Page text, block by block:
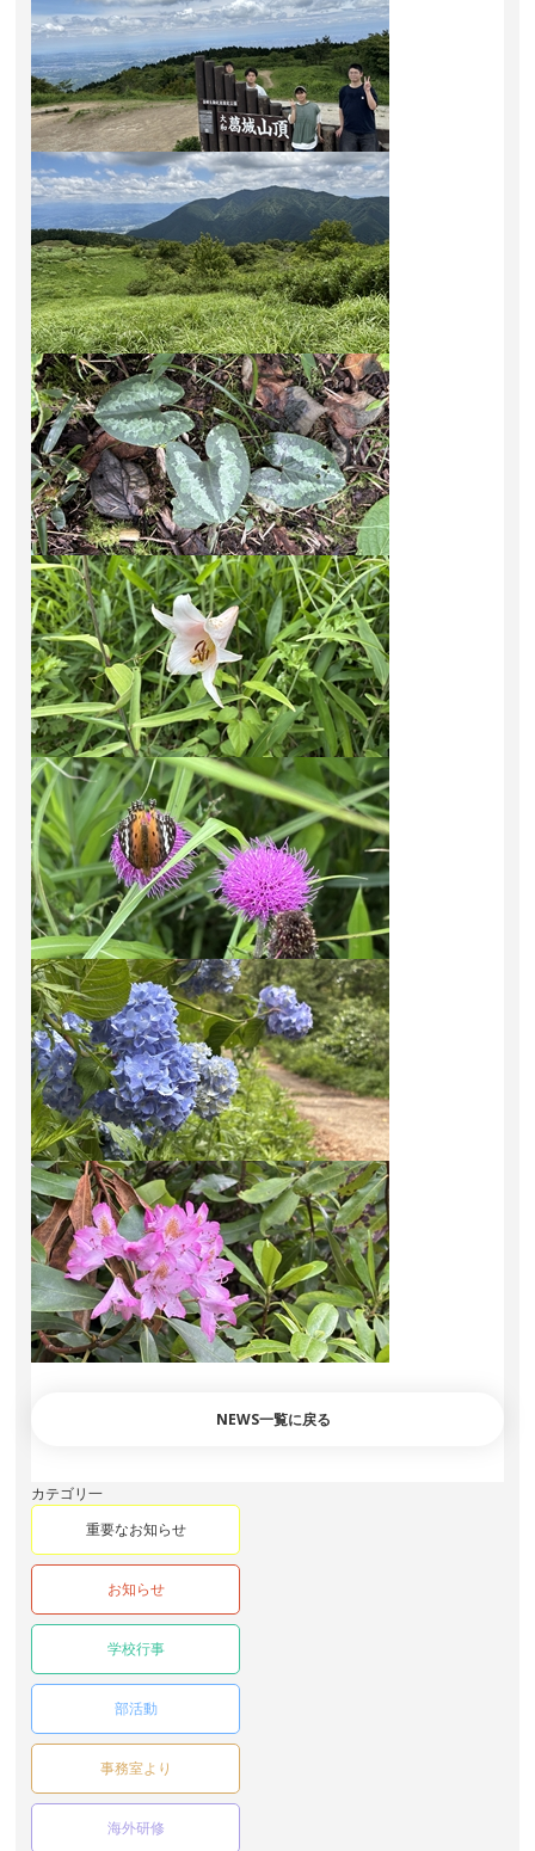
NEWS一覧に戻る
カテゴリ一
重要なお知らせ
お知らせ
学校行事
部活動
事務室より
海外研修